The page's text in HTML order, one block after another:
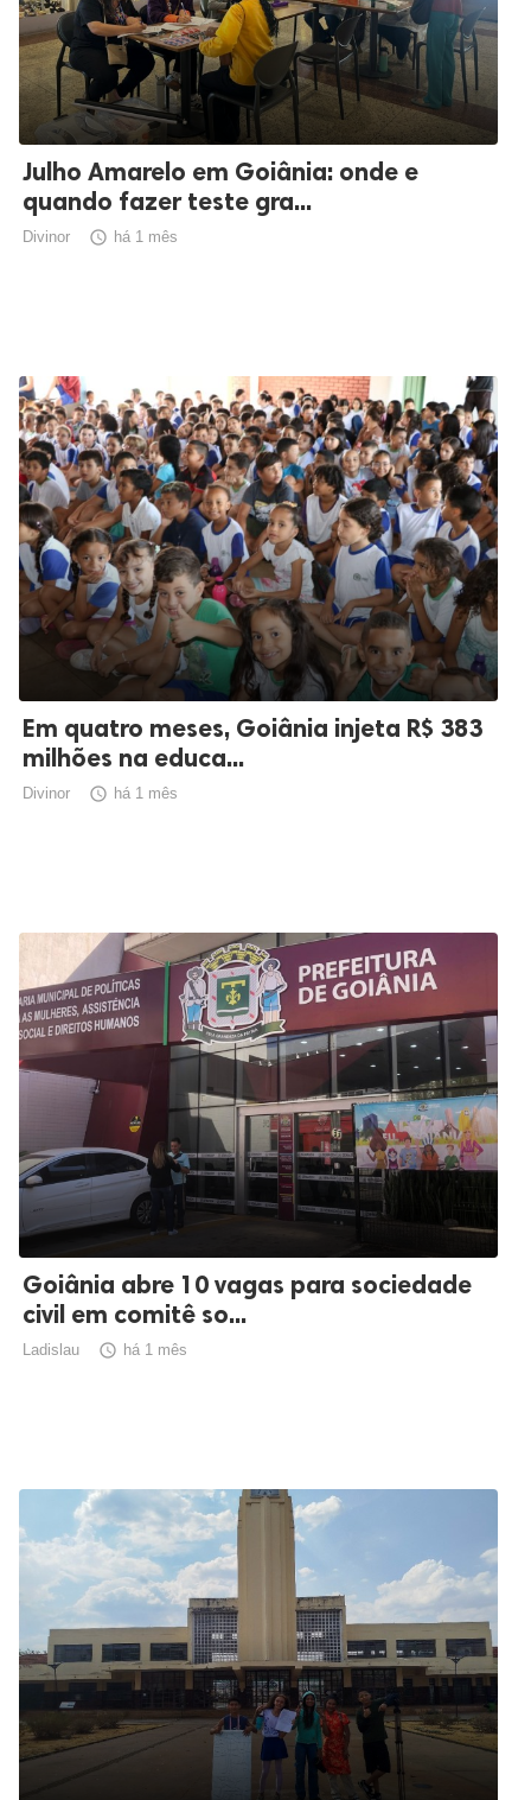
Julho Amarelo em Goiânia: onde e
quando fazer teste gra...
Divinor  há 1 mês
Em quatro meses, Goiânia injeta R$ 383
milhões na educa...
Divinor  há 1 mês
Goiânia abre 10 vagas para sociedade
civil em comitê so...
Ladislau  há 1 mês